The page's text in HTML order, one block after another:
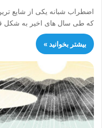
اضطراب شبانه یکی از شایع
که طی سال های اخیر به شکل
بیشتر بخوانید »